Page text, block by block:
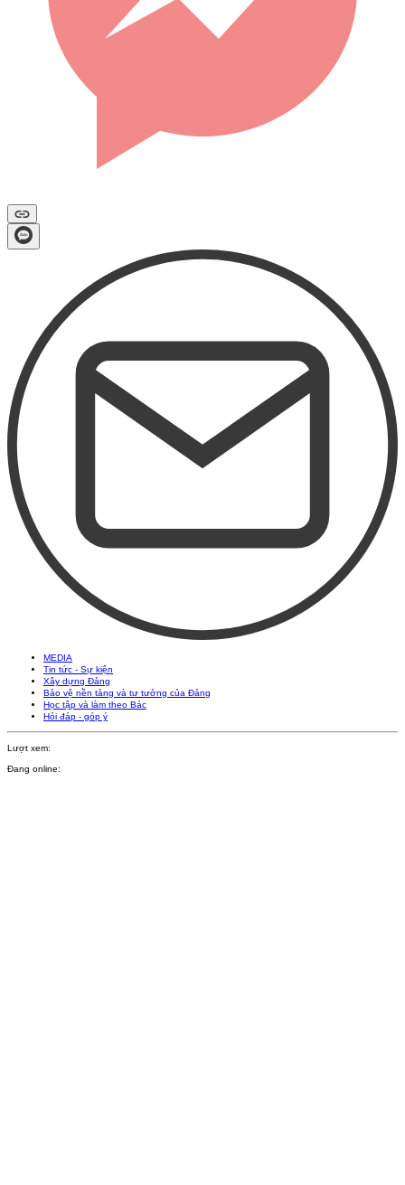
MEDIA
Tin tức - Sự kiện
Xây dựng Đảng
Bảo vệ nền tảng và tư tưởng của Đảng
Học tập và làm theo Bác
Hỏi đáp - góp ý
Lượt xem:
Đang online: